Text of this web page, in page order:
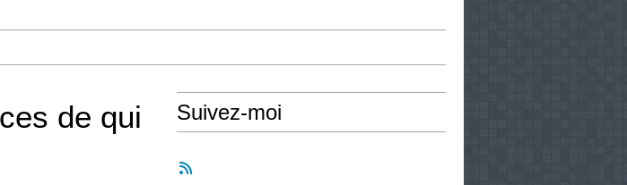
de qui
Suivez-moi